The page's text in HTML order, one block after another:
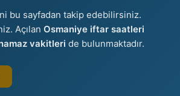
ni bu sayfadan takip edebilirsiniz.
Açılan Osmaniye iftar saatleri
vakitleri de bulunmaktadır.